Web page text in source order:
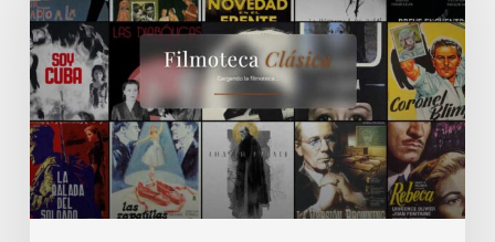
Clásica
de
Sebastián
de
Toma